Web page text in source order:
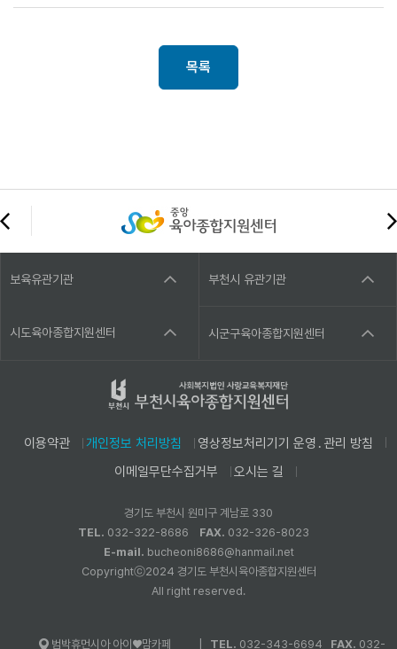
목록
보육유관기관 부천시 유관기관
시도육아종합지원센터 시군구육아종합지원센터
이용약관 개인정보 처리방침
영상정보처리기기 운영․관리 방침
이메일무단수집거부
오시는 길
경기도 부천시 원미구 계남로 330
TEL. 032-322-8686 FAX. 032-326-8023
E-mail. bucheoni8686@hanmail.net
Copyrightⓒ2024 경기도 부천시육아종합지원센터
All right reserved.
범박휴먼시아 아이♥맘카페 TEL. 032-343-6694 FAX. 032-